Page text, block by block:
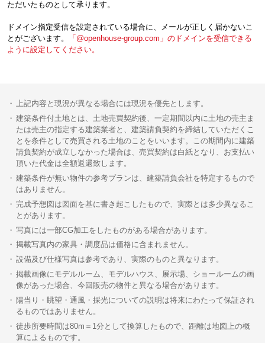
ただいたものとして承ります。
ドメイン指定受信を設定されている場合に、メールが正しく届かないこ
とがございます。
「@openhouse-group.com」のドメインを受信できる
ように設定してください。
上記内容と現況が異なる場合には現況を優先とします。
建築条件付土地とは、土地売買契約後、一定期間以内に土地の売主ま
たは売主の指定する建築業者と、建築請負契約を締結していただくこ
とを条件として売買される土地のことをいいます。この期間内に建築
請負契約が成立しなかった場合は、売買契約は白紙となり、お支払い
頂いた代金は全額返還致します。
建築条件が無い物件の参考プランは、建築請負会社を特定するもので
はありません。
完成予想図は図面を基に書き起こしたもので、実際とは多少異なるこ
とがあります。
写真には一部CG加工をしたものがある場合があります。
掲載写真内の家具・調度品は価格に含まれません。
設備及び仕様写真は参考であり、実際のものと異なります。
掲載画像にモデルルーム、モデルハウス、展示場、ショールームの画
像があった場合、今回販売の物件と異なる場合があります。
陽当り・眺望・通風・採光についての説明は将来にわたって保証され
るものではありません。
徒歩所要時間は80m＝1分として換算したもので、距離は地図上の概
算によるものです。